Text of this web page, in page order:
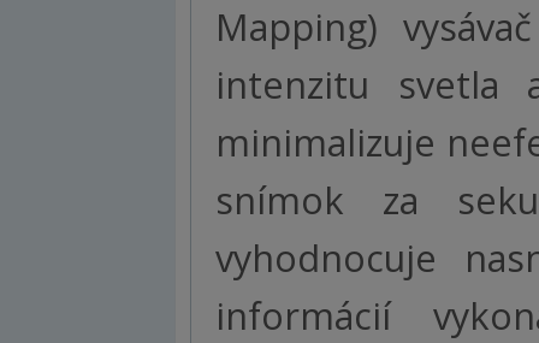
Mapping)
intenzitu svetla
minimalizuje
snímok za
vyhodnocuje
informácií